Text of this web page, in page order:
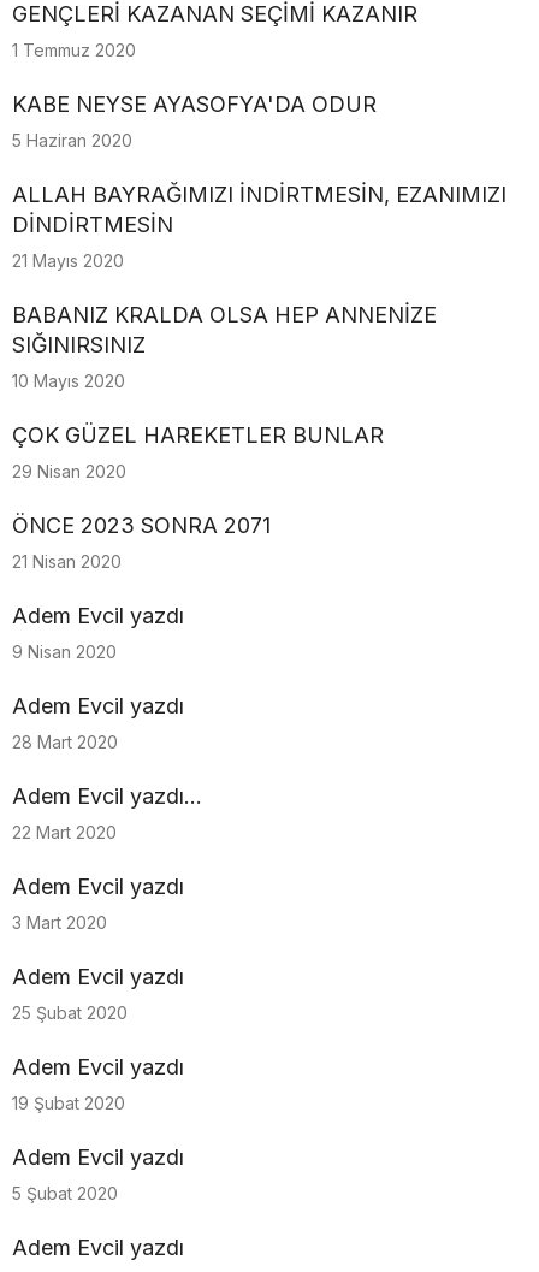
GENÇLERİ KAZANAN SEÇİMİ KAZANIR
1 Temmuz 2020
KABE NEYSE AYASOFYA'DA ODUR
5 Haziran 2020
ALLAH BAYRAĞIMIZI İNDİRTMESİN, EZANIMIZI
DİNDİRTMESİN
21 Mayıs 2020
BABANIZ KRALDA OLSA HEP ANNENİZE
SIĞINIRSINIZ
10 Mayıs 2020
ÇOK GÜZEL HAREKETLER BUNLAR
29 Nisan 2020
ÖNCE 2023 SONRA 2071
21 Nisan 2020
Adem Evcil yazdı
9 Nisan 2020
Adem Evcil yazdı
28 Mart 2020
Adem Evcil yazdı...
22 Mart 2020
Adem Evcil yazdı
3 Mart 2020
Adem Evcil yazdı
25 Şubat 2020
Adem Evcil yazdı
19 Şubat 2020
Adem Evcil yazdı
5 Şubat 2020
Adem Evcil yazdı